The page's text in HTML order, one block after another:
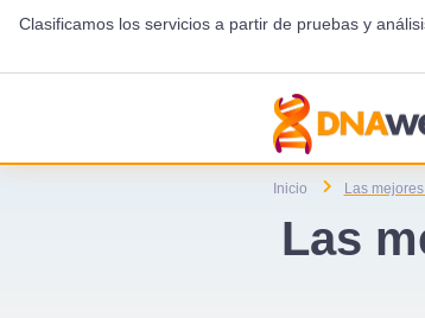
Clasificamos los servicios a partir de pruebas y
Inicio Las
Las